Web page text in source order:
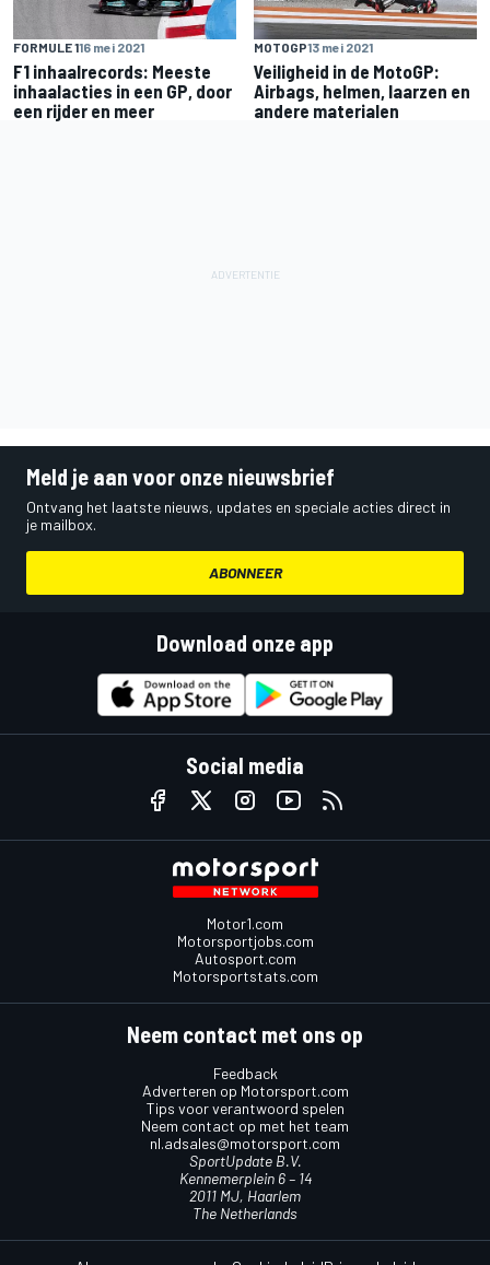
FORMULE 116 mei 2021
F1 inhaalrecords: Meeste
inhaalacties in een GP, door
een rijder en meer
MOTOGP13 mei 2021
Veiligheid in de MotoGP:
Airbags, helmen, laarzen en
andere materialen
Meld je aan voor onze nieuwsbrief
Ontvang het laatste nieuws, updates en speciale acties direct in
je mailbox.
ABONNEER
Download onze app
Social media
Motor1.com
Motorsportjobs.com
Autosport.com
Motorsportstats.com
Neem contact met ons op
Feedback
Adverteren op Motorsport.com
Tips voor verantwoord spelen
Neem contact op met het team
nl.adsales@motorsport.com
SportUpdate B.V.
Kennemerplein 6 – 14
2011 MJ, Haarlem
The Netherlands